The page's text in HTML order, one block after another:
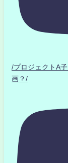
/プロジェクトA
画？/